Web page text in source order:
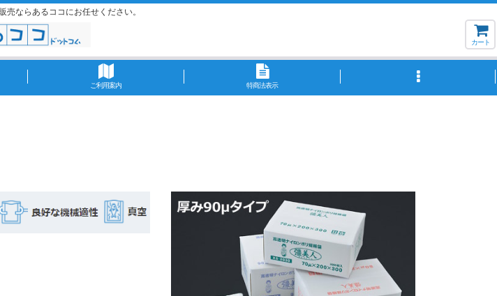
売ならあるココにお任せください。
カート
ご利用案内 特商法表示